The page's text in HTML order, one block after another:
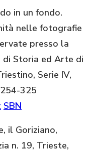
in un fondo.
nelle fotografie
presso la
di Storia ed Arte di
Serie IV,
325
SBN
il Goriziano,
n. 19, Trieste,